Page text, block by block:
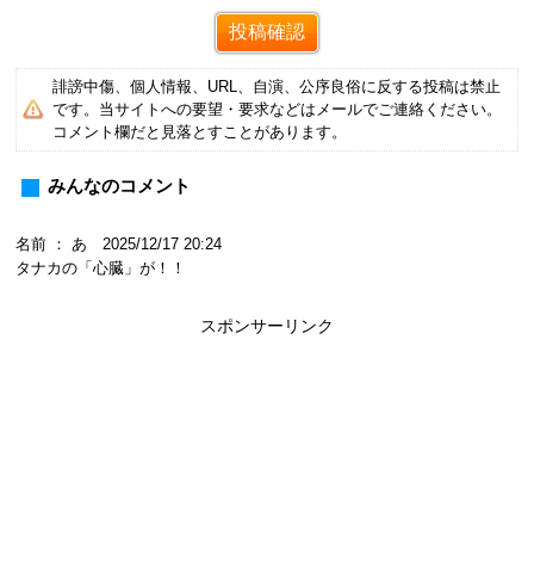
誹謗中傷、個人情報、URL、自演、公序良俗に反する投稿は禁止
です。当サイトへの要望・要求などはメールでご連絡ください。
コメント欄だと見落とすことがあります。
みんなのコメント
名前 ： あ 2025/12/17 20:24
タナカの「心臓」が！！
スポンサーリンク